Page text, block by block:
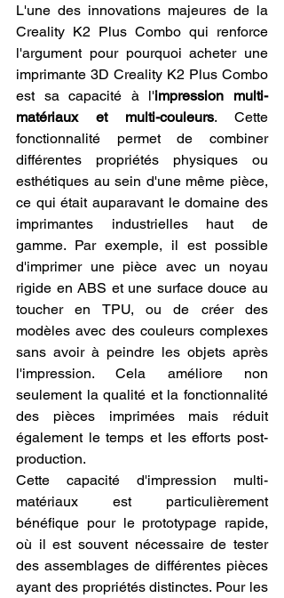
L'une des innovations majeures de la
Creality K2 Plus Combo qui renforce
l'argument pour pourquoi acheter une
imprimante 3D Creality K2 Plus Combo
est sa capacité à l'impression multi-
matériaux et multi-couleurs. Cette
fonctionnalité permet de combiner
différentes propriétés physiques ou
esthétiques au sein d'une même pièce,
ce qui était auparavant le domaine des
imprimantes industrielles haut de
gamme. Par exemple, il est possible
d'imprimer une pièce avec un noyau
rigide en ABS et une surface douce au
toucher en TPU, ou de créer des
modèles avec des couleurs complexes
sans avoir à peindre les objets après
l'impression. Cela améliore non
seulement la qualité et la fonctionnalité
des pièces imprimées mais réduit
également le temps et les efforts post-
production.
Cette capacité d'impression multi-
matériaux est particulièrement
bénéfique pour le prototypage rapide,
où il est souvent nécessaire de tester
des assemblages de différentes pièces
ayant des propriétés distinctes. Pour les